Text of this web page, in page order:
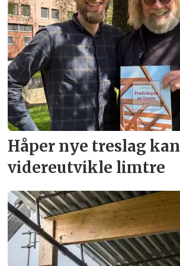
Håper nye treslag kan
videreutvikle limtre